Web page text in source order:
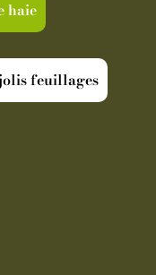
haie
feuillages